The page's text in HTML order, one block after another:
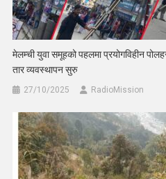
मेलम्ची युवा समूहको पहलमा प्रयोगविहीन
तार व्यवस्थापन सुरु
27/10/2025 RadioMission